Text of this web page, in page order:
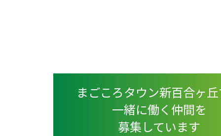
まごころタウン新百合ヶ
一緒に働く仲間を
募集しています